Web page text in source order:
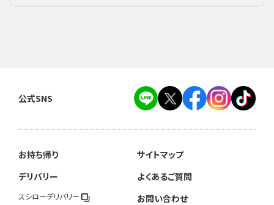
公式SNS
お持ち帰り
デリバリー
スシローデリバリー
サイトマップ
よくあるご質問
お問い合わせ